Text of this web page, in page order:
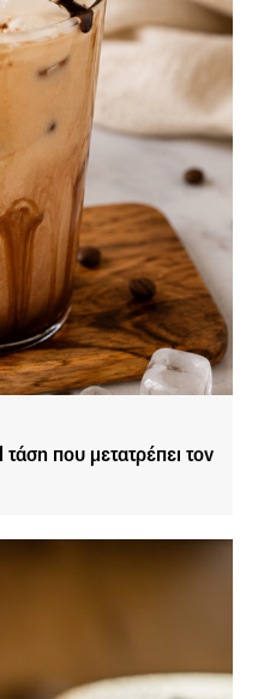
που μετατρέπει τον